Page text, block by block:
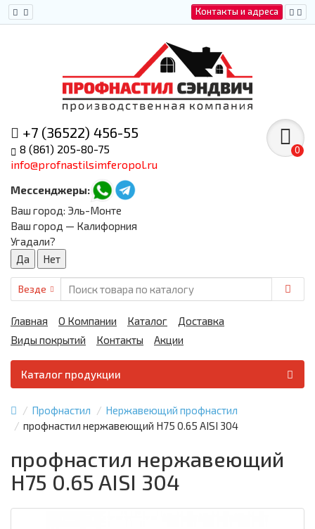
Контакты и адреса
+7 (36522) 456-55
8 (861) 205-80-75
info@profnastilsimferopol.ru
Мессенджеры:
0
Ваш город: Эль-Монте
Ваш город — Калифорния
Угадали?
Везде
Главная О Компании Каталог
Доставка
Виды покрытий
Контакты Акции
Каталог продукции
Профнастил
Нержавеющий профнастил
профнастил нержавеющий H75 0.65 AISI 304
профнастил нержавеющий
H75 0.65 AISI 304